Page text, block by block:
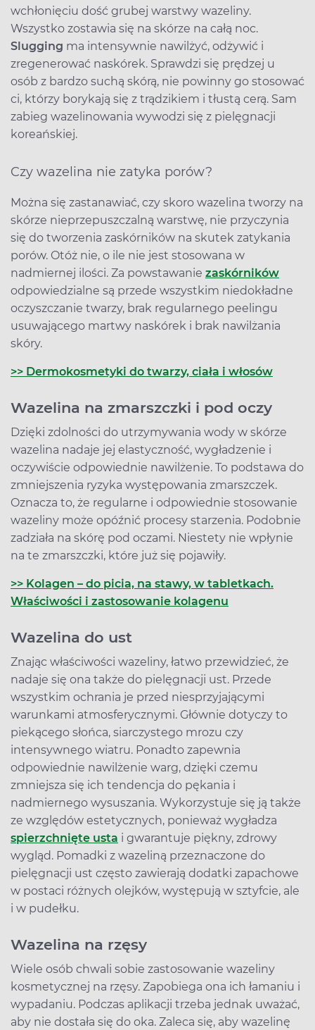
wchłonięciu dość grubej warstwy wazeliny.
Wszystko zostawia się na skórze na całą noc.
Slugging ma intensywnie nawilżyć, odżywić i
zregenerować naskórek. Sprawdzi się prędzej u
osób z bardzo suchą skórą, nie powinny go stosować
ci, którzy borykają się z trądzikiem i tłustą cerą. Sam
zabieg wazelinowania wywodzi się z pielęgnacji
koreańskiej.
Czy wazelina nie zatyka porów?
Można się zastanawiać, czy skoro wazelina tworzy na
skórze nieprzepuszczalną warstwę, nie przyczynia
się do tworzenia zaskórników na skutek zatykania
porów. Otóż nie, o ile nie jest stosowana w
nadmiernej ilości. Za powstawanie zaskórników
odpowiedzialne są przede wszystkim niedokładne
oczyszczanie twarzy, brak regularnego peelingu
usuwającego martwy naskórek i brak nawilżania
skóry.
>> Dermokosmetyki do twarzy, ciała i włosów
Wazelina na zmarszczki i pod oczy
Dzięki zdolności do utrzymywania wody w skórze
wazelina nadaje jej elastyczność, wygładzenie i
oczywiście odpowiednie nawilżenie. To podstawa do
zmniejszenia ryzyka występowania zmarszczek.
Oznacza to, że regularne i odpowiednie stosowanie
wazeliny może opóźnić procesy starzenia. Podobnie
zadziała na skórę pod oczami. Niestety nie wpłynie
na te zmarszczki, które już się pojawiły.
>> Kolagen – do picia, na stawy, w tabletkach.
Właściwości i zastosowanie kolagenu
Wazelina do ust
Znając właściwości wazeliny, łatwo przewidzieć, że
nadaje się ona także do pielęgnacji ust. Przede
wszystkim ochrania je przed niesprzyjającymi
warunkami atmosferycznymi. Głównie dotyczy to
piekącego słońca, siarczystego mrozu czy
intensywnego wiatru. Ponadto zapewnia
odpowiednie nawilżenie warg, dzięki czemu
zmniejsza się ich tendencja do pękania i
nadmiernego wysuszania. Wykorzystuje się ją także
ze względów estetycznych, ponieważ wygładza
spierzchnięte usta i gwarantuje piękny, zdrowy
wygląd. Pomadki z wazeliną przeznaczone do
pielęgnacji ust często zawierają dodatki zapachowe
w postaci różnych olejków, występują w sztyfcie, ale
i w pudełku.
Wazelina na rzęsy
Wiele osób chwali sobie zastosowanie wazeliny
kosmetycznej na rzęsy. Zapobiega ona ich łamaniu i
wypadaniu. Podczas aplikacji trzeba jednak uważać,
aby nie dostała się do oka. Zaleca się, aby wazelinę